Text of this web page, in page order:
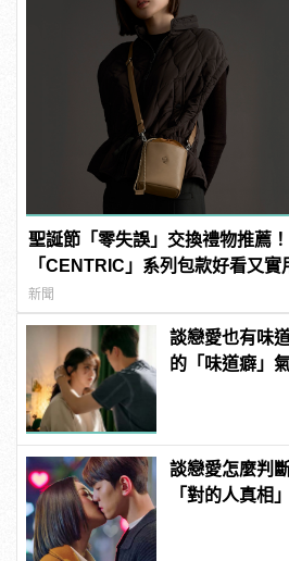
聖誕節「零失誤」交換禮物推薦
「CENTRIC」系列包款好看又實
新聞
談戀愛也有味
的「味道癖」
談戀愛怎麼判
「對的人真相